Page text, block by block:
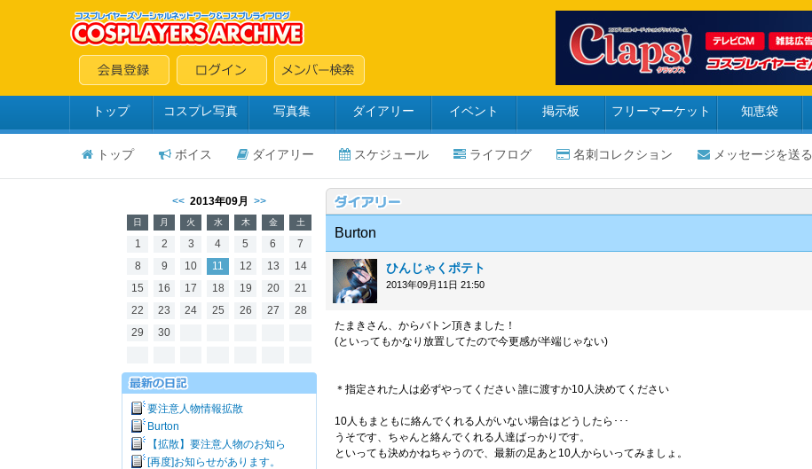
トップ コスプレ写真 写真集 ダイアリー イベント 掲示板 フリーマーケット 知恵袋
トップ ボイス ダイアリー スケジュール ライフログ 名刺コレクション メッセージを送る
<< 2013年09月 >>
日 月 火 水 木 金 土
1 2 3 4 5 6
7
8
9 10 11 12 13
14
15
16 17 18 19 20
21
22
23 24 25 26 27
28
29
30
要注意人物情報拡散
Burton
【拡散】要注意人物のお知ら
[再度]お知らせがあります。
Burton
ひんじゃくポテト
2013年09月11日 21:50
たまきさん、からバトン頂きました！
(といってもかなり放置してたので今更感が半端じゃない)
＊指定された人は必ずやってください 誰に渡すか10人決めてください
10人もまともに絡んでくれる人がいない場合はどうしたら･･･
うそです、ちゃんと絡んでくれる人達ばっかりです。
といっても決めかねちゃうので、最新の足あと10人からいってみましょ。